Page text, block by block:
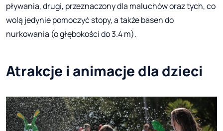
pływania, drugi, przeznaczony dla maluchów oraz tych, co
wolą jedynie pomoczyć stopy, a także basen do
nurkowania (o głębokości do 3.4 m).
Atrakcje i animacje dla dzieci